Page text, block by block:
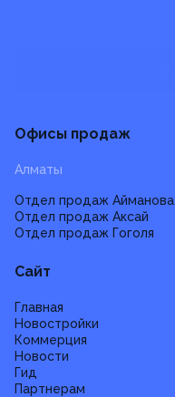
Офисы продаж
Алматы
Отдел продаж Айманова
Отдел продаж Аксай
Отдел продаж Гоголя
Сайт
Главная
Новостройки
Коммерция
Новости
Гид
Партнерам